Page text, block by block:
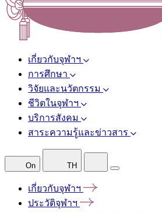
เกี่ยวกับจุฬาฯ
การศึกษา
วิจัยและนวัตกรรม
ชีวิตในจุฬาฯ
บริการสังคม
สาระความรู้และข่าวสาร
On TH
เกี่ยวกับจุฬาฯ
ประวัติจุฬาฯ